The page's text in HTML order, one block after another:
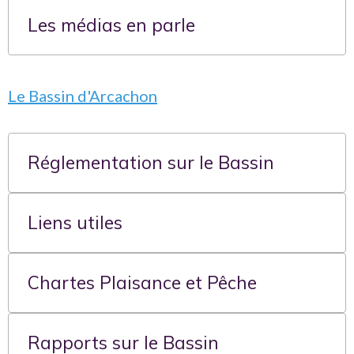
Ensemble, ces 5 structures représentent :
des centaines de milliers de pratiquants
Une capacité réelle à influencer la
réglementation
déterminant dans leur évolution.
Le bar
Les médias en parle
Le Bassin d'Arcachon
Réglementation sur le Bassin
Liens utiles
Chartes Plaisance et Pêche
Rapports sur le Bassin